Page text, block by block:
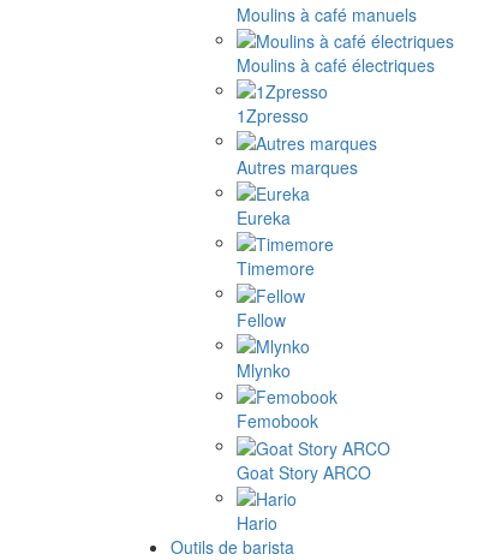
Moulins à café manuels
Moulins à café électriques
1Zpresso
Autres marques
Eureka
Timemore
Fellow
Mlynko
Femobook
Goat Story ARCO
Hario
Outils de barista